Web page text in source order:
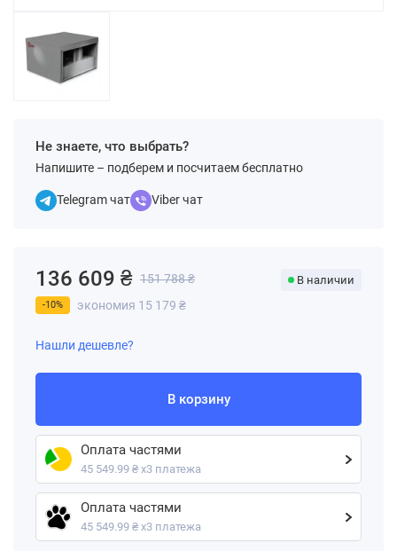
Не знаете, что выбрать?
Напишите – подберем и посчитаем бесплатно
Telegram чат Viber чат
136 609 ₴ 151 788 ₴ В наличии
-10% экономия 15 179 ₴
Нашли дешевле?
В корзину
Оплата частями
45 549.99 ₴ х3 платежа
Оплата частями
45 549.99 ₴ х3 платежа